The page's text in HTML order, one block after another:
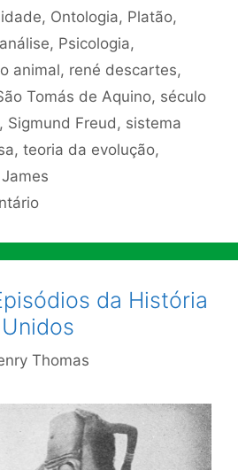
, Ontologia, Platão,
, Psicologia,
animal, rené descartes,
Tomás de Aquino, século
, Sigmund Freud , sistema
, teoria da evolução,
da História
Thomas